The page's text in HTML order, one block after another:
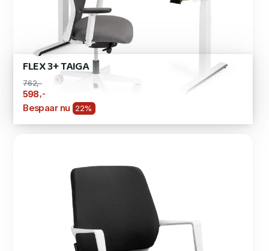
FLEX 3+ TAIGA
762,-
598 ,-
Bespaar nu 22%